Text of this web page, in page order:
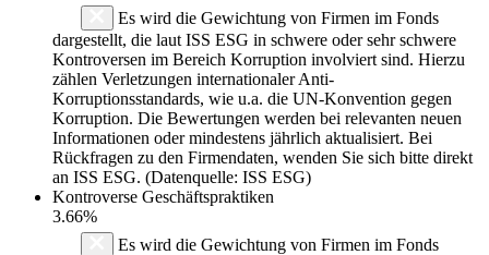
Es wird die Gewichtung von Firmen im Fonds
dargestellt, die laut ISS ESG in schwere oder sehr schwere
Kontroversen im Bereich Korruption involviert sind. Hierzu
zählen Verletzungen internationaler Anti-
Korruptionsstandards, wie u.a. die UN-Konvention gegen
Korruption. Die Bewertungen werden bei relevanten neuen
Informationen oder mindestens jährlich aktualisiert. Bei
Rückfragen zu den Firmendaten, wenden Sie sich bitte direkt
an ISS ESG. (Datenquelle: ISS ESG)
Kontroverse Geschäftspraktiken
3.66%
Es wird die Gewichtung von Firmen im Fonds